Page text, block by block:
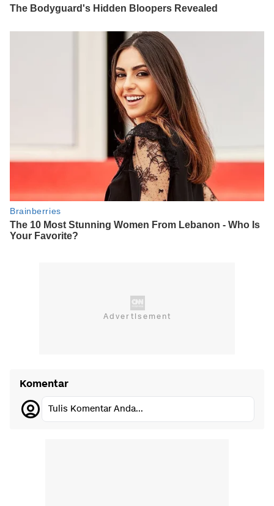
Komentar
Tulis Komentar Anda...